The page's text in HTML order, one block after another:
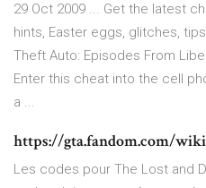
29 Oct 2009 ... Get the latest
hints, Easter eggs, glitches,
Theft Auto: Episodes From
Enter this cheat into the cell
a ...
https://gta.fandom.com/
Les codes pour The Lost and